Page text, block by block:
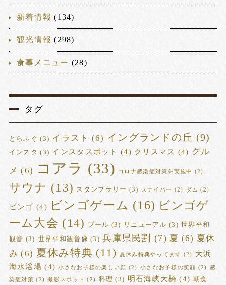
新着情報 (134)
観光情報 (298)
食事メニュー (28)
タグ
とらふぐ (3) イラスト (6) イングランドの丘 (9)
インスタ (3) インスタスポット (4) クリスマス (4) グル
メ (6) コアラ (33) コロナ感染症対策を実施中 (2)
サウナ (13) スタンプラリー (3) スナイパー (2) ダム (2)
ビンゴ (4) ビンゴゲーム (16) ビンゴゲ
ーム大会 (14) プール (3) リニューアル (3) 世界平和
観音 (3) 世界平和観音像 (3) 兵庫県民割 (7) 夏 (6) 夏休
み (6) 夏休み特典 (11) 夏休み特典やってます (2)
大浜
海水浴場 (4) 小さなお子様の楽しい顔 (2) 小さなお子様の笑顔 (2) 感
染症対策 (2) 撮影スポット (2) 料理 (3) 明石海峡大橋 (4) 朝食